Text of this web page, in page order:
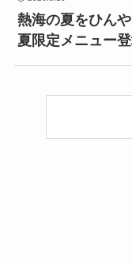
熱海の夏をひん
夏限定メニュー